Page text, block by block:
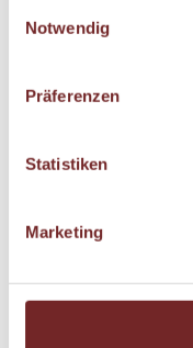
Notwendig
Präferenzen
Statistiken
Marketing
Portfolio-
Track-Record mit
konsequenten
Investitionen in Add-
Personal- und/oder
Unternehmensziele.